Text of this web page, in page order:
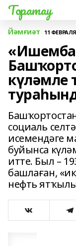
Торатау
Йәмғиәт 11 ФЕВРАЛЯ
күләмле
социаль
исемендәге
буйынса
итте. Был –
башлаған,
нефть